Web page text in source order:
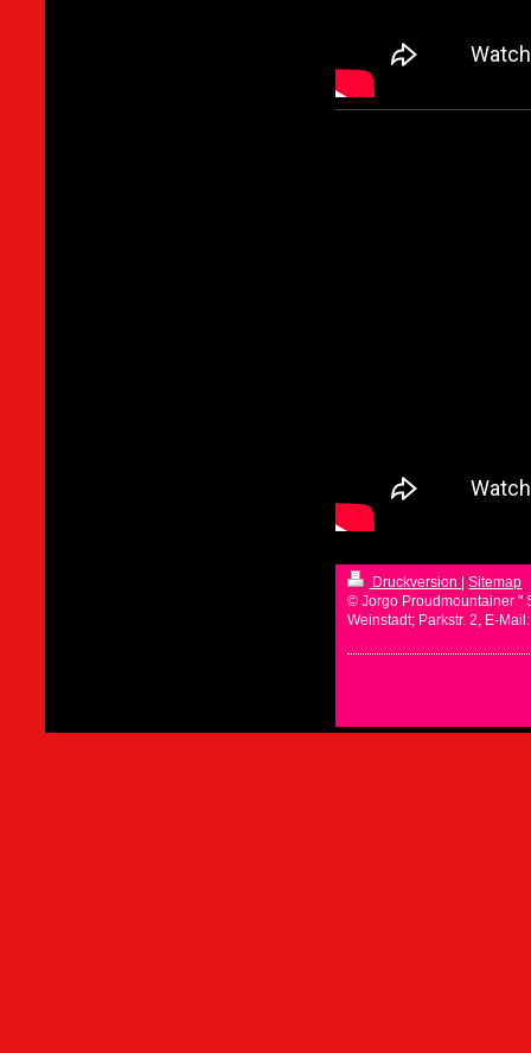
Druckversion
Sitemap
© Jorgo Proudmountainer "
Weinstadt; Parkstr. 2, E-